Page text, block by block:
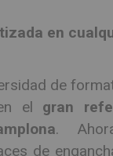
en
de
el gran
.
de